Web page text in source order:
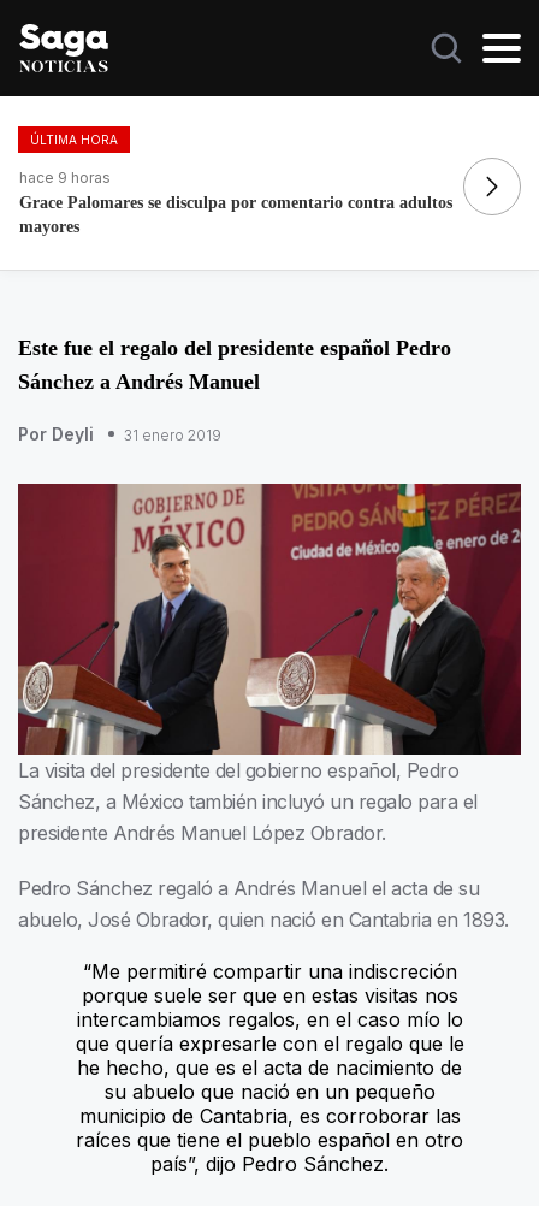
ÚLTIMA HORA
hace 13 horas
Morena respalda presunta campaña anticipada de Andy
López Beltrán
Este fue el regalo del presidente español Pedro
Sánchez a Andrés Manuel
Por Deyli 31 enero 2019
La visita del presidente del gobierno español, Pedro
Sánchez, a México también incluyó un regalo para el
presidente Andrés Manuel López Obrador.
Pedro Sánchez regaló a Andrés Manuel el acta de su
abuelo, José Obrador, quien nació en Cantabria en 1893.
“Me permitiré compartir una indiscreción
porque suele ser que en estas visitas nos
intercambiamos regalos, en el caso mío lo
que quería expresarle con el regalo que le
he hecho, que es el acta de nacimiento de
su abuelo que nació en un pequeño
municipio de Cantabria, es corroborar las
raíces que tiene el pueblo español en otro
país”, dijo Pedro Sánchez.